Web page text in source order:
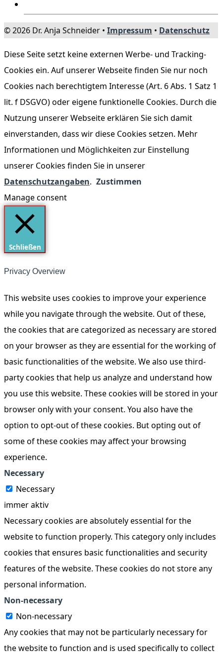
© 2026 Dr. Anja Schneider • Impressum • Datenschutz
Diese Seite setzt keine externen Werbe- und Tracking-
Cookies ein. Auf unserer Webseite finden Sie nur noch
Cookies nach berechtigtem Interesse (Art. 6 Abs. 1 Satz 1
lit. f DSGVO) oder eigene funktionelle Cookies. Durch die
Nutzung unserer Webseite erklären Sie sich damit
einverstanden, dass wir diese Cookies setzen. Mehr
Informationen und Möglichkeiten zur Einstellung
unserer Cookies finden Sie in unserer
Datenschutzangaben. Zustimmen
Manage consent
Schließen
Privacy Overview
This website uses cookies to improve your experience
while you navigate through the website. Out of these,
the cookies that are categorized as necessary are stored
on your browser as they are essential for the working of
basic functionalities of the website. We also use third-
party cookies that help us analyze and understand how
you use this website. These cookies will be stored in your
browser only with your consent. You also have the
option to opt-out of these cookies. But opting out of
some of these cookies may affect your browsing
experience.
Necessary
Necessary
immer aktiv
Necessary cookies are absolutely essential for the
website to function properly. This category only includes
cookies that ensures basic functionalities and security
features of the website. These cookies do not store any
personal information.
Non-necessary
Non-necessary
Any cookies that may not be particularly necessary for
the website to function and is used specifically to collect